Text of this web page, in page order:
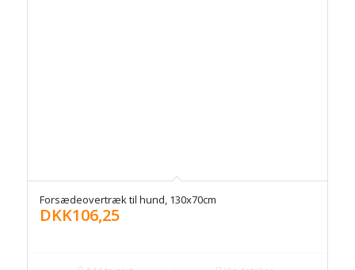
Forsædeovertræk til hund, 130x70cm
DKK106,25